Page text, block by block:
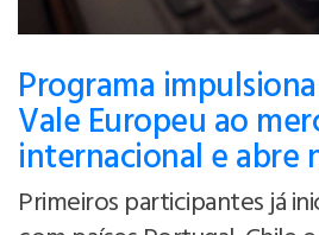
Programa
Vale Europeu ao
internacional e abre
Primeiros participantes já